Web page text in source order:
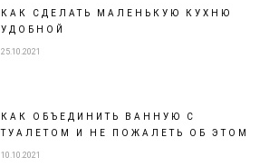
КАК СДЕЛАТЬ МАЛЕНЬКУЮ КУХНЮ
УДОБНОЙ
25.10.2021
КАК ОБЪЕДИНИТЬ ВАННУЮ С
ТУАЛЕТОМ И НЕ ПОЖАЛЕТЬ ОБ ЭТОМ
10.10.2021